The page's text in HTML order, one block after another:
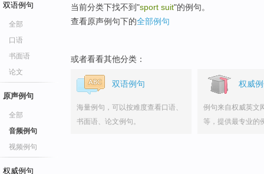
双语例句
全部
口语
书面语
论文
原声例句
全部
音频例句
视频例句
权威例句
当前分类下找不到"sport suit"的例句。
查看原声例句下的全部例句
或者看看其他分类：
双语例句
海量例句，可以按难度查看口语、
书面语、论文例句。
权威
例句来自权威英文
等，提供最专业的